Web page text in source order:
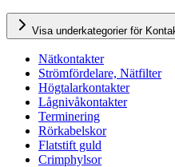
Visa underkategorier för
Nätkontakter
Strömfördelare, Nätfilter
Högtalarkontakter
Lågnivåkontakter
Terminering
Rörkabelskor
Flatstift guld
Crimphylsor